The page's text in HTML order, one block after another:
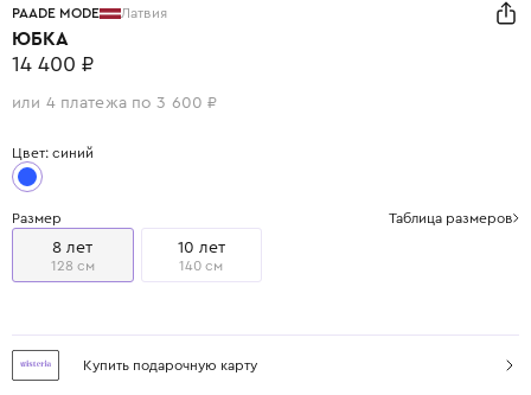
PAADE MODE Латвия
ЮБКА
14 400 ₽
или 4 платежа по 3 600 ₽
Цвет: синий
Размер Таблица размеров
8 лет
128 см
10 лет
140 см
Купить подарочную карту